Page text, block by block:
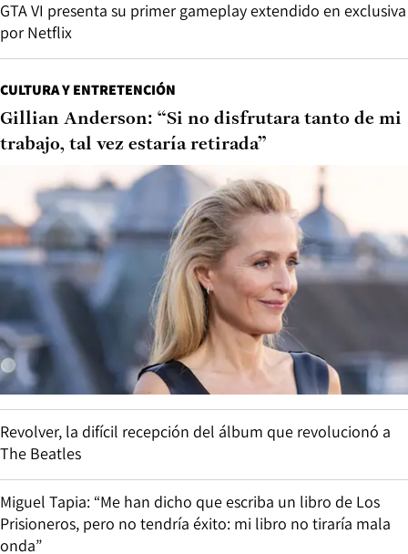
GTA VI presenta su primer gameplay extendido en exclusiva
por Netflix
CULTURA Y ENTRETENCIÓN
Gillian Anderson: “Si no disfrutara tanto de mi
trabajo, tal vez estaría retirada”
Revolver, la difícil recepción del álbum que revolucionó a
The Beatles
Miguel Tapia: “Me han dicho que escriba un libro de Los
Prisioneros, pero no tendría éxito: mi libro no tiraría mala
onda”